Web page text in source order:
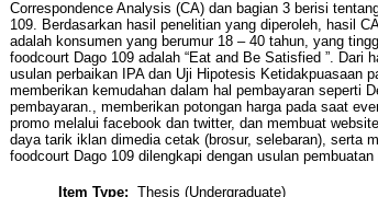
Correspondence Analysis (CA) dan bagian 3 berisi
109. Berdasarkan hasil penelitian yang diperoleh, hasil
adalah konsumen yang berumur 18 – 40 tahun, yang
foodcourt Dago 109 adalah “Eat and Be Satisfied ”. Dari
usulan perbaikan IPA dan Uji Hipotesis Ketidakpuasaan
memberikan kemudahan dalam hal pembayaran seperti
pembayaran., memberikan potongan harga pada saat
promo melalui facebook dan twitter, dan membuat
daya tarik iklan dimedia cetak (brosur, selebaran), serta
foodcourt Dago 109 dilengkapi dengan usulan
Item Type: Thesis (Undergraduate)